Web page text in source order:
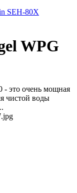
SEH-80X
WPG
- это очень мощная
чистой воды